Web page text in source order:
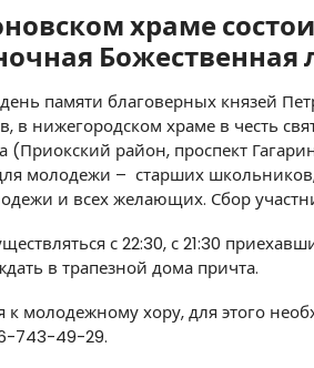
храме
Божественная
памяти благоверных князей
в нижегородском храме в честь
район, проспект
молодежи – старших школьников,
и всех желающих. Сбор
с 22:30, с 21:30
в трапезной дома причта.
молодежному хору, для этого
743-49-29.